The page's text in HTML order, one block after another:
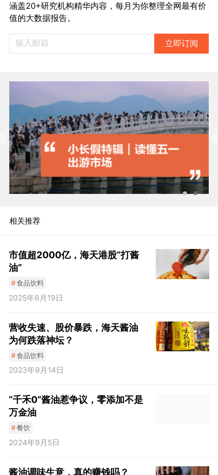
涵盖20+研究机构精华内容，每月为你整理全网最有价
值的大数据报告。
立即订阅
相关推荐
市值超2000亿，海天港股“打酱
油”
#食品饮料
2025年6月19日
营收失速、股价暴跌，海天酱油
为何跌落神坛？
#食品饮料
2023年9月14日
“千禾0”酱油惹争议，零添加不是
万金油
#餐饮
2024年9月5日
酱油调味生意，真的赚钱吗？